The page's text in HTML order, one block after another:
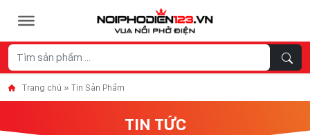
Trang chủ » Tin Sản Phẩm
TIN TỨC